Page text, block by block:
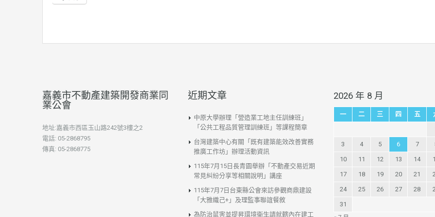
嘉義市不動產建築開發商業同
業公會
地址:嘉義市西區玉山路242號3樓之2
電話: 05-2868795
傳真: 05-2868775
近期文章
中原大學辦理「營造業工地主任訓練班」
「公共工程品質管理訓練班」等課程簡章
台灣建築中心有關「既有建築能效改善實務
推廣工作坊」辦理活動資訊
115年7月15日長青園舉辦「不動產交易近期
常見糾紛分享等相關說明」講座
115年7月7日台東縣公會來訪參觀商鼎建設
「大雅織己+」及理監事聯誼餐敘
為防治鼠害並提昇環境衛生請就轄內在建工
2026 年 8 月
一 二 三 四 五
3 4 5 6 7
10 11 12 13 14
17 18 19 20 21
24 25 26 27 28
31